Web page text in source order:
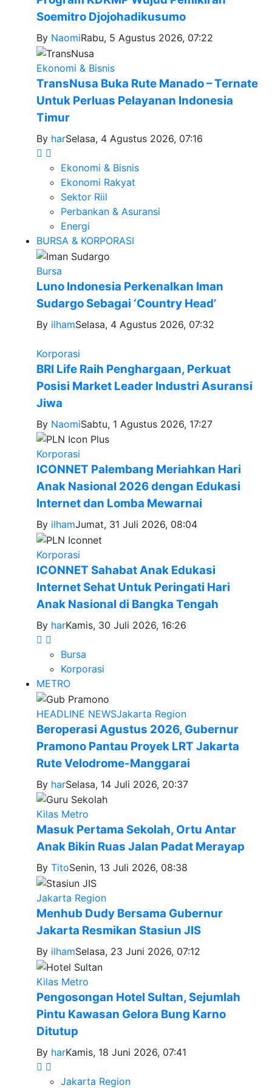
Soemitro Djojohadikusumo
By NaomiRabu, 5 Agustus 2026, 07:22
Ekonomi & Bisnis
TransNusa Buka Rute Manado – Ternate
Untuk Perluas Pelayanan Indonesia
Timur
By harSelasa, 4 Agustus 2026, 07:16
Ekonomi & Bisnis
Ekonomi Rakyat
Sektor Riil
Perbankan & Asuransi
Energi
BURSA & KORPORASI
Bursa
Luno Indonesia Perkenalkan Iman
Sudargo Sebagai ‘Country Head’
By ilhamSelasa, 4 Agustus 2026, 07:32
Korporasi
BRI Life Raih Penghargaan, Perkuat
Posisi Market Leader Industri Asuransi
Jiwa
By NaomiSabtu, 1 Agustus 2026, 17:27
Korporasi
ICONNET Palembang Meriahkan Hari
Anak Nasional 2026 dengan Edukasi
Internet dan Lomba Mewarnai
By ilhamJumat, 31 Juli 2026, 08:04
Korporasi
ICONNET Sahabat Anak Edukasi
Internet Sehat Untuk Peringati Hari
Anak Nasional di Bangka Tengah
By harKamis, 30 Juli 2026, 16:26
Bursa
Korporasi
METRO
HEADLINE NEWSJakarta Region
Beroperasi Agustus 2026, Gubernur
Pramono Pantau Proyek LRT Jakarta
Rute Velodrome-Manggarai
By harSelasa, 14 Juli 2026, 20:37
Kilas Metro
Masuk Pertama Sekolah, Ortu Antar
Anak Bikin Ruas Jalan Padat Merayap
By TitoSenin, 13 Juli 2026, 08:38
Jakarta Region
Menhub Dudy Bersama Gubernur
Jakarta Resmikan Stasiun JIS
By ilhamSelasa, 23 Juni 2026, 07:12
Kilas Metro
Pengosongan Hotel Sultan, Sejumlah
Pintu Kawasan Gelora Bung Karno
Ditutup
By harKamis, 18 Juni 2026, 07:41
Jakarta Region